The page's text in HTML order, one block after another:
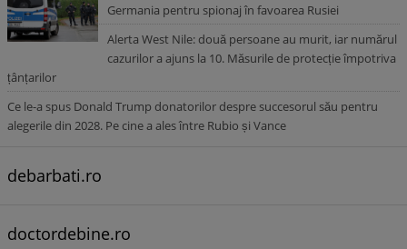
Germania pentru spionaj în favoarea Rusiei
Alerta West Nile: două persoane au murit, iar numărul
cazurilor a ajuns la 10. Măsurile de protecție împotriva
țânțarilor
Ce le-a spus Donald Trump donatorilor despre succesorul său pentru
alegerile din 2028. Pe cine a ales între Rubio și Vance
debarbati.ro
doctordebine.ro